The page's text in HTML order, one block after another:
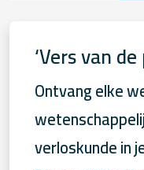
‘Vers van de
Ontvang elke
verloskunde in